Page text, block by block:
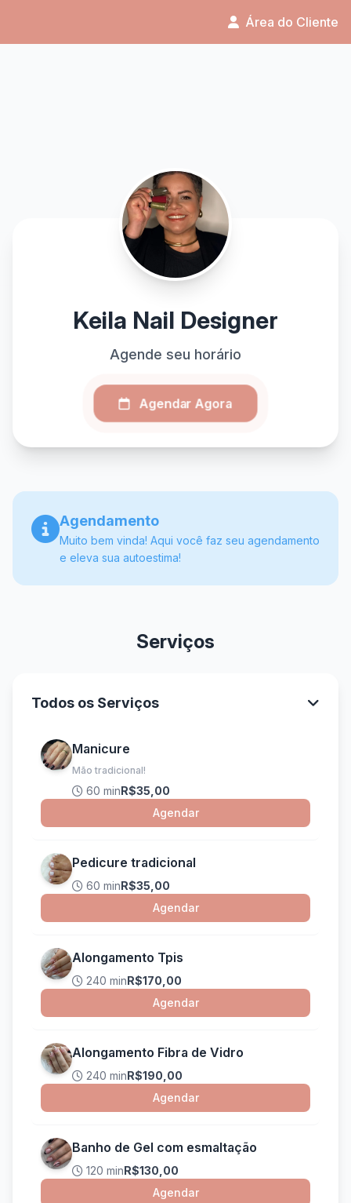
Área do Cliente
Keila Nail Designer
Agende seu horário
Agendar Agora
Agendamento
Muito bem vinda! Aqui você faz seu agendamento
e eleva sua autoestima!
Serviços
Todos os Serviços
Manicure
Mão tradicional!
60 minR$35,00
Agendar
Pedicure tradicional
60 minR$35,00
Agendar
Alongamento Tpis
240 minR$170,00
Agendar
Alongamento Fibra de Vidro
240 minR$190,00
Agendar
Banho de Gel com esmaltação
120 minR$130,00
Agendar